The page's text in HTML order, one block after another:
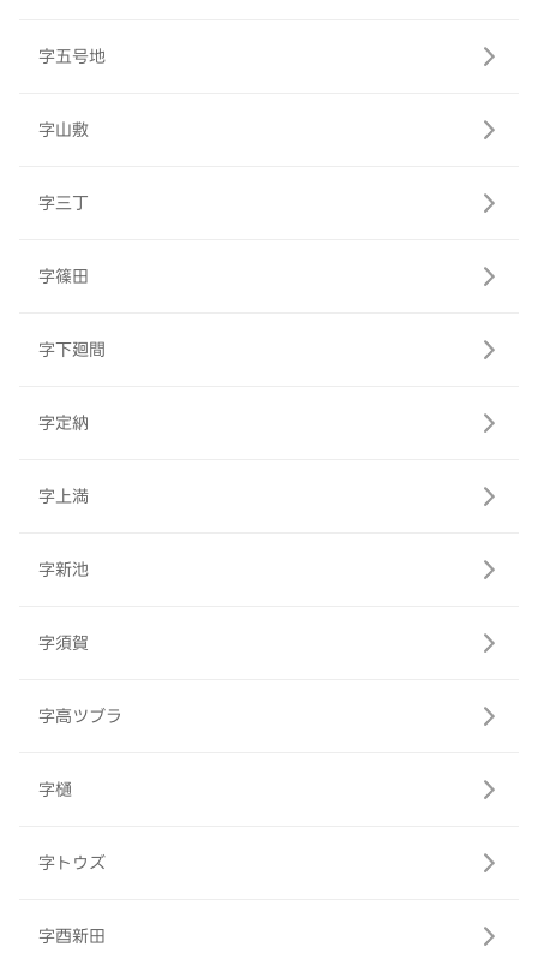
字五号地
字山敷
字三丁
字篠田
字下廻間
字定納
字上満
字新池
字須賀
字高ツブラ
字樋
字トウズ
字酉新田